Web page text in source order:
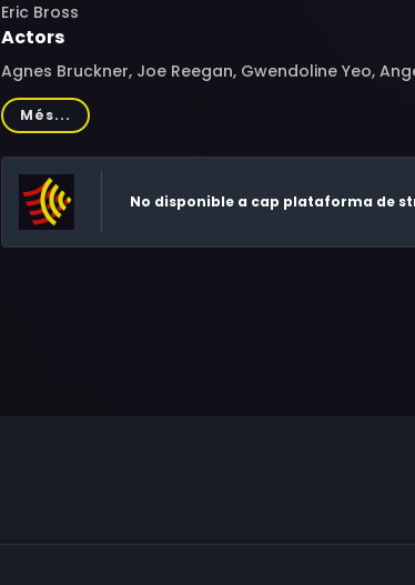
Eric Bross
Actors
Agnes Bruckner, Joe Reegan, Gwendoline Yeo,
Beau Billingslea, Nelson Lee, Trevor Wright,
Jennings, Scott G. Anderson, Lola Davidson, Brian
Jonathan Terry
Més...
No disponible a cap plataforma de